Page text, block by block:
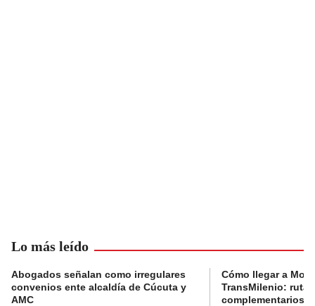
Lo más leído
Abogados señalan como irregulares
convenios ente alcaldía de Cúcuta y
AMC
Cómo llegar a
TransMilenio:
complementarios